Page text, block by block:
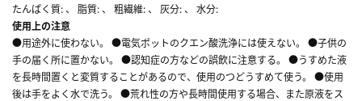
たんぱく質: 、 脂質: 、 粗繊維: 、 灰分: 、 水分:
使用上の注意
●用途外に使わない。 ●電気ポットのクエン酸洗浄には使えない。 ●子供の
手の届く所に置かない。 ●認知症の方などの誤飲に注意する。 ●うすめた液
を長時間置くと変質することがあるので、使用のつどうすめて使う。 ●使用
後は手をよく水で洗う。 ●荒れ性の方や長時間使用する場合、また原液をス